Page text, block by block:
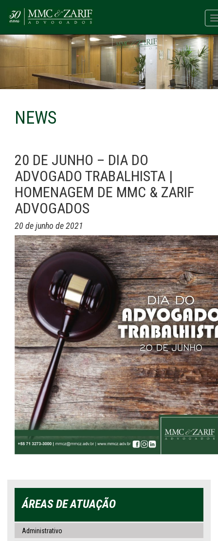
NEWS
20 DE JUNHO – DIA DO
ADVOGADO TRABALHISTA |
HOMENAGEM DE MMC & ZARIF
ADVOGADOS
20 de junho de 2021
ÁREAS DE ATUAÇÃO
Administrativo